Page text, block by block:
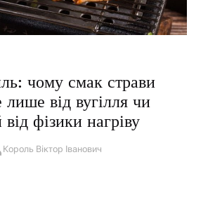
чому смак страви
від вугілля чи
фізики нагріву
Король Віктор Іванович